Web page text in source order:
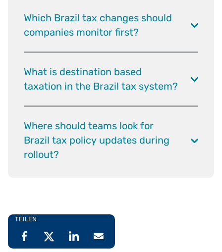
Which Brazil tax changes should
companies monitor first?
What is destination based
taxation in the Brazil tax system?
Where should teams look for
Brazil tax policy updates during
rollout?
TEILEN